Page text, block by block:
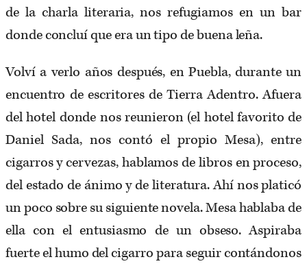
de la charla literaria, nos refugiamos en un bar
donde concluí que era un tipo de buena leña.
Volví a verlo años después, en Puebla, durante un
encuentro de escritores de Tierra Adentro. Afuera
del hotel donde nos reunieron (el hotel favorito de
Daniel Sada, nos contó el propio Mesa), entre
cigarros y cervezas, hablamos de libros en proceso,
del estado de ánimo y de literatura. Ahí nos platicó
un poco sobre su siguiente novela. Mesa hablaba de
ella con el entusiasmo de un obseso. Aspiraba
fuerte el humo del cigarro para seguir contándonos